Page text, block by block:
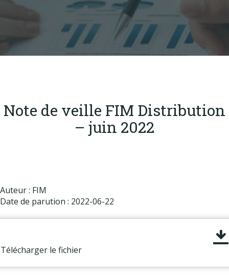
EN
Qui sommes-nous
Produits
Publications
Note de veille FIM Distribution
– juin 2022
Auteur : FIM
Date de parution : 2022-06-22
Télécharger le fichier